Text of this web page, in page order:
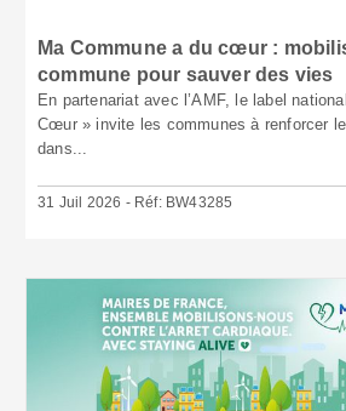
Ma Commune a du cœur :
commune pour sauver des vies
En partenariat avec l’AMF, le label
Cœur » invite les communes à renforcer
dans...
31 Juil 2026 - Réf: BW43285